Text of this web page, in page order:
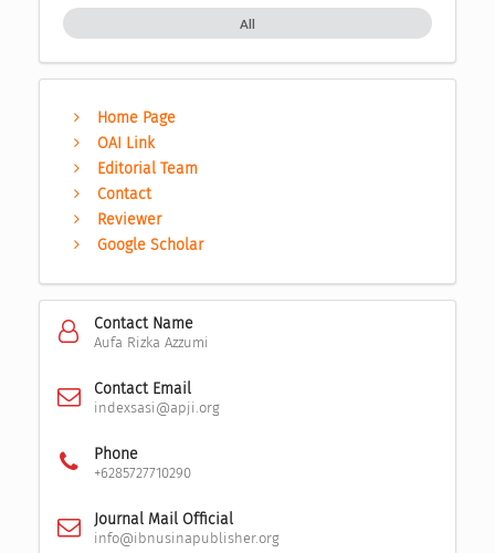
All
Home Page
OAI Link
Editorial Team
Contact
Reviewer
Google Scholar
Contact Name
Aufa Rizka Azzumi
Contact Email
indexsasi@apji.org
Phone
+6285727710290
Journal Mail Official
info@ibnusinapublisher.org